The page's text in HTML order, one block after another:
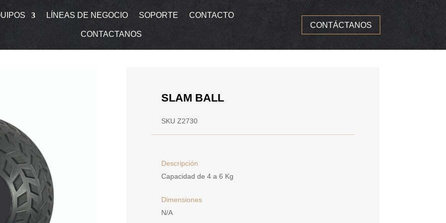
LÍNEAS DE NEGOCIO SOPORTE CONTACTO
CONTACTANOS
CONTÁCTANOS
SLAM BALL
SKU Z2730
Descripción
Capacidad de 4 a 6 Kg
Dimensiones
N/A